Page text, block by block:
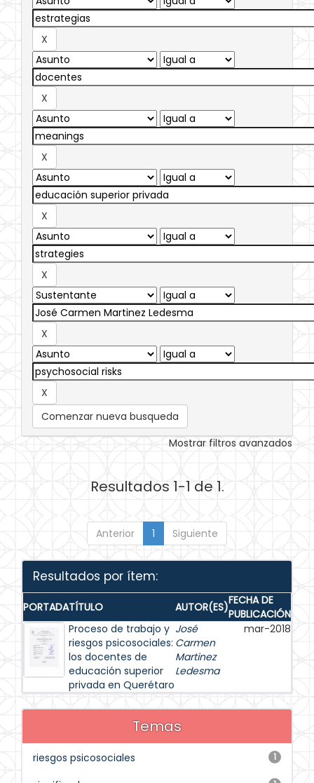
Comenzar nueva busqueda
Mostrar filtros avanzados
Resultados 1-1 de 1.
Anterior 1 Siguiente
Resultados por ítem:
PORTADATÍTULO AUTOR(ES)FECHA DE
PUBLICACIÓN
Proceso de trabajo y
riesgos psicosociales:
los docentes de
educación superior
privada en Querétaro
José
Carmen
Martinez
Ledesma
mar-2018
Temas
1
riesgos psicosociales